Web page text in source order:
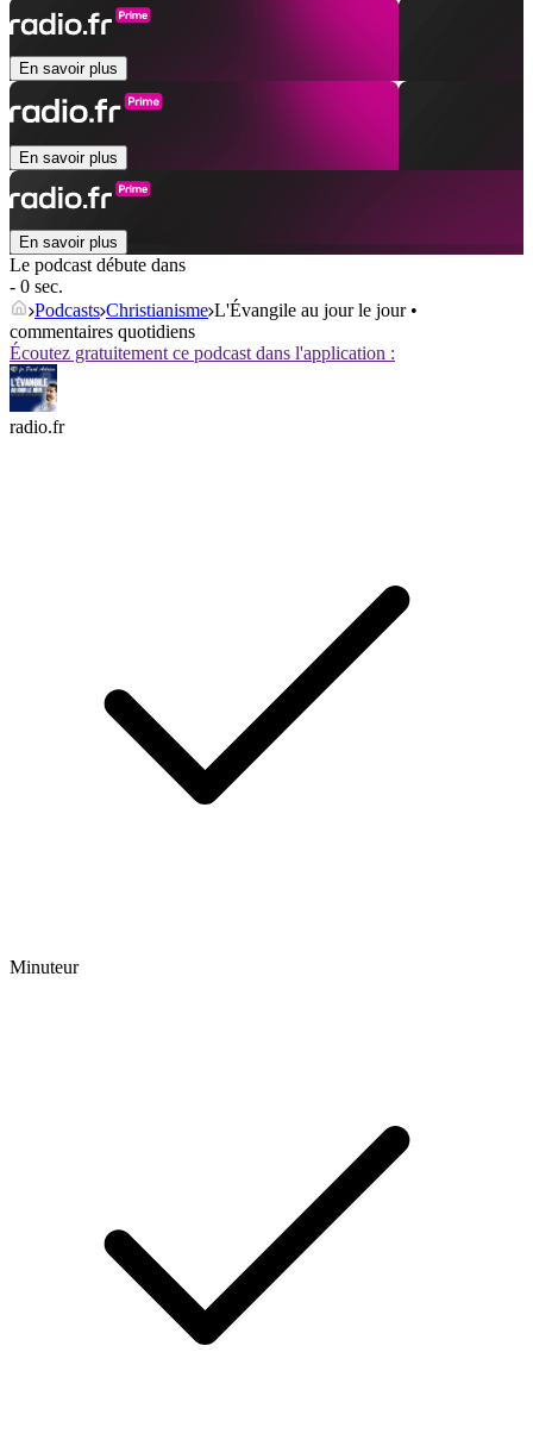
En savoir plus
En savoir plus
En savoir plus
Le podcast débute dans
- 0 sec.
Podcasts Christianisme L'Évangile au jour le jour •
commentaires quotidiens
Écoutez gratuitement ce podcast dans l'application :
radio.fr
Minuteur